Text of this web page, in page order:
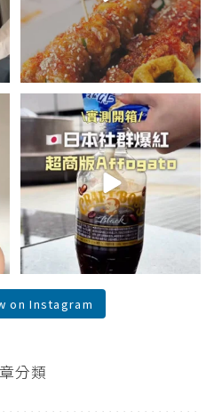
\🇯🇵日本爆紅!超商版Affogato
🍨☕️/
🏷️#吉推日本🇯🇵...
117 26
on Instagram
分類